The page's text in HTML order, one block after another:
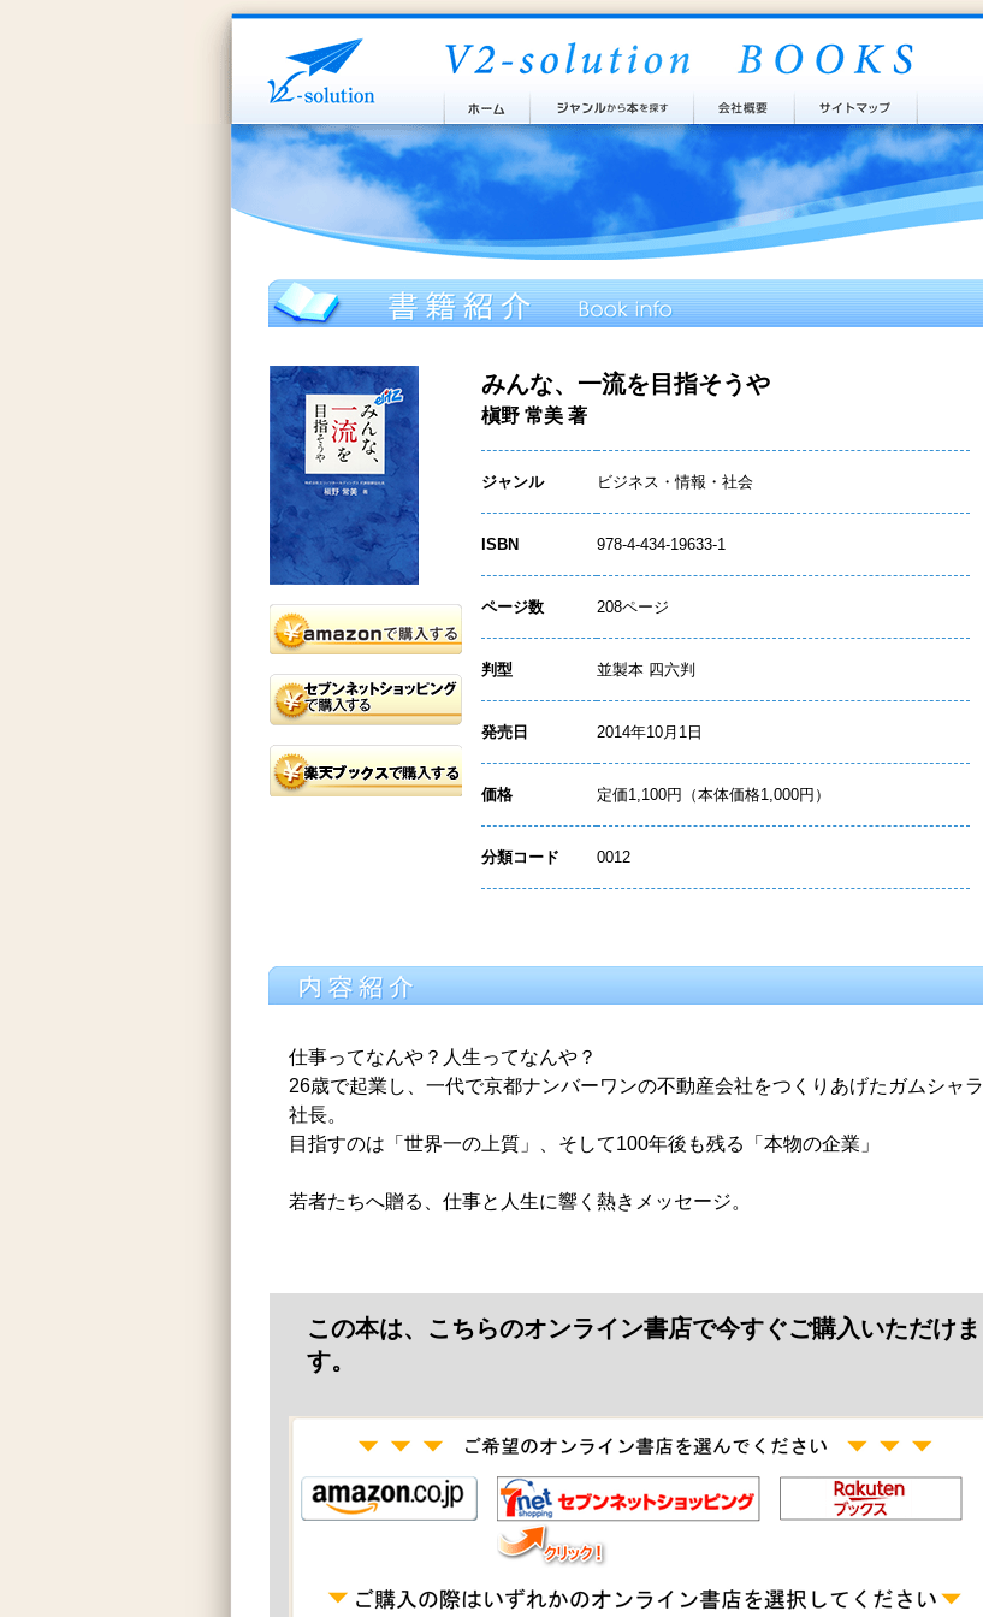
みんな、一流を目指そうや
槇野 常美 著
ジャンル ビジネス・情報・社会
ISBN 978-4-434-19633-1
ページ数 208ページ
判型 並製本 四六判
発売日 2014年10月1日
価格 定価1,100円（本体価格1,000円）
分類コード 0012
仕事ってなんや？人生ってなんや？
26歳で起業し、一代で京都ナンバーワンの不動産会社をつくりあげたガムシャラ
社長。
目指すのは「世界一の上質」、そして100年後も残る「本物の企業」
若者たちへ贈る、仕事と人生に響く熱きメッセージ。
この本は、こちらのオンライン書店で今すぐご購入いただけま
す。